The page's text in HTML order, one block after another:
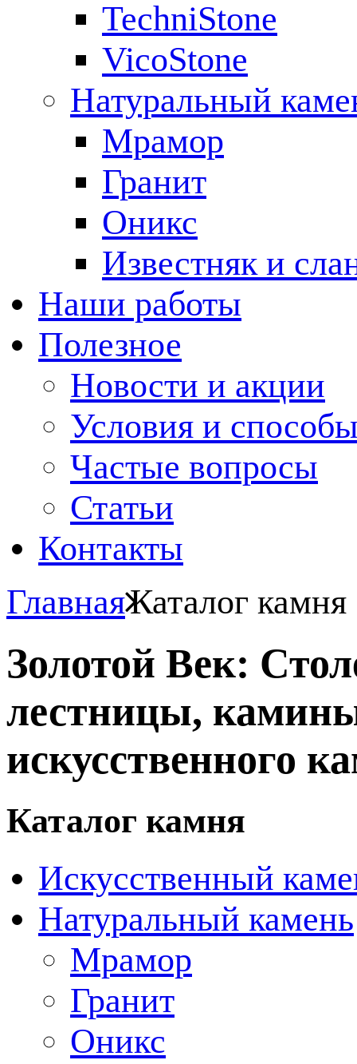
TechniStone
VicoStone
Натуральный
Мрамор
Гранит
Оникс
Известняк и
Наши работы
Полезное
Новости и акции
Условия и
Частые вопросы
Статьи
Контакты
ГлавнаяКаталог камня
Золотой Век:
лестницы,
искусственного
Каталог камня
Искусственный
Натуральный камень
Мрамор
Гранит
Оникс